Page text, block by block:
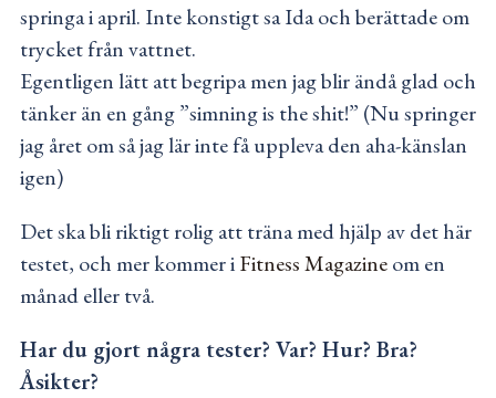
springa i april. Inte konstigt sa Ida och berättade om
trycket från vattnet.
Egentligen lätt att begripa men jag blir ändå glad och
tänker än en gång ”simning is the shit!” (Nu springer
jag året om så jag lär inte få uppleva den aha-känslan
igen)
Det ska bli riktigt rolig att träna med hjälp av det här
testet, och mer kommer iFitness Magazineom en
månad eller två.
Har du gjort några tester? Var? Hur? Bra?
Åsikter?